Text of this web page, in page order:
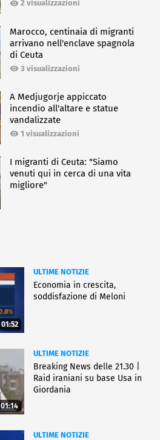
2 visualizzazioni
Marocco, centinaia di migranti
arrivano nell'enclave spagnola
di Ceuta
3 visualizzazioni
A Medjugorje appiccato
incendio all'altare e statue
vandalizzate
1 visualizzazioni
I migranti di Ceuta: "Siamo
venuti qui in cerca di una vita
migliore"
01:52
ULTIME NOTIZIE
Economia in crescita,
soddisfazione di Meloni
01:14
ULTIME NOTIZIE
Breaking News delle 21.30 |
Raid iraniani su base Usa in
Giordania
ULTIME NOTIZIE